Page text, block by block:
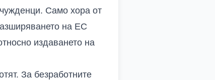
Само хора от
на ЕС
издаването на
За безработните